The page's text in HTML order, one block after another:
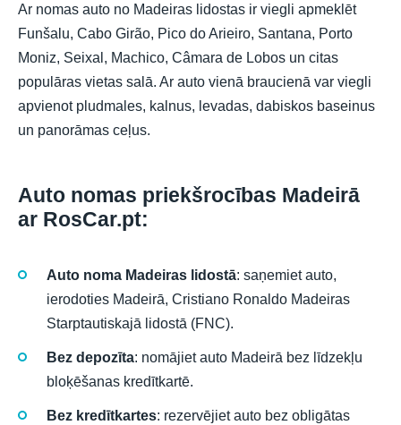
Ar nomas auto no Madeiras lidostas ir viegli apmeklēt
Funšalu, Cabo Girão, Pico do Arieiro, Santana, Porto
Moniz, Seixal, Machico, Câmara de Lobos un citas
populāras vietas salā. Ar auto vienā braucienā var viegli
apvienot pludmales, kalnus, levadas, dabiskos baseinus
un panorāmas ceļus.
Auto nomas priekšrocības Madeirā
ar RosCar.pt:
Auto noma Madeiras lidostā: saņemiet auto,
ierodoties Madeirā, Cristiano Ronaldo Madeiras
Starptautiskajā lidostā (FNC).
Bez depozīta: nomājiet auto Madeirā bez līdzekļu
bloķēšanas kredītkartē.
Bez kredītkartes: rezervējiet auto bez obligātas